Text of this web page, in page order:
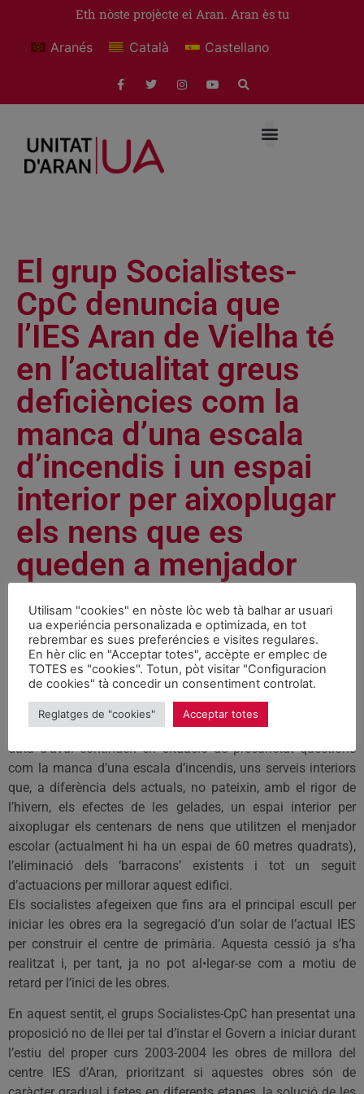
Eth nòste projècte ei Aran. Aran ès tu
Aranés Català Castellano
El grup Socialistes-
CpC denuncia que
l’IES Aran de Vielha té
en l’actualitat greus
deficiències com la
manca d’una escala
d’incendis i un espai
interior per aixoplugar
els nens que es
queden a menjador
Notícies October 14, 2002
El grup parlamentari Socialistes-CpC denuncia que l’IES Aran
de Vielha pateix greus deficiències estructurals i
d’equipaments per garantir una activitat docent i pedagògica
en condicions òptimes. Els reiterats compromisos i dates
d’execució d’obres s’han anat prolongant en el temps i a
data d’avui continuen en situació de precarietat qüestions
com la manca d’una escala d’incendis, uns serveis interiors
que, a diferència dels actuals, no pateixin, amb el rigor de
l’hivern, els efectes de les gelades, un espai interior per
aixoplugar els centenars de nens que utilitzen el menjador
escolar (actualment hi ha un espai de 60 metres quadrats),
l’eliminació dels ‘barracons’ existents i tot un seguit
d’actuacions per millorar aquest edifici.
Els socialistes afegeixen que fins ara el principal escull per
iniciar les obres era la segregació d’un solar de l’actual IES
per construir el centre de primària. Aquesta cessió ja s’ha
realitzat i, per tant, ja no pot al•legar-se com a motiu de
retard per l’inici de les obres.
En aquest sentit, el grups Socialistes-CpC han presentat una
proposició no de llei per tal d’instar el Govern a iniciar durant
l’estiu del proper curs 2003-2004 les obres de millora del
centre IES d’Aran, prioritzant si aquestes obres són de
Utilisam "cookies" en nòste lòc web tà balhar ar usuari
ua experiéncia personalizada e optimizada, en tot
rebrembar es sues preferéncies e visites regulares.
En hèr clic en "Acceptar totes", accèpte er emplec de
TOTES es "cookies". Totun, pòt visitar "Configuracion
de cookies" tà concedir un consentiment controlat.
Reglatges de "cookies" Acceptar totes